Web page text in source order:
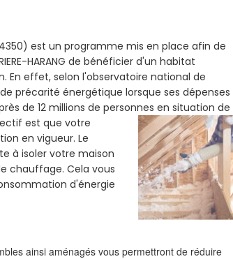
est un programme mis en place afin de
HARANG de bénéficier d'un habitat
effet, selon l'observatoire national de
précarité énergétique lorsque ses dépenses
de 12 millions de personnes en situation de
est que votre
en vigueur. Le
à isoler votre maison
chauffage. Cela vous
d'énergie
ainsi aménagés vous permettront de réduire